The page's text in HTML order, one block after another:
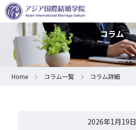
コラム
Home コラム一覧 コラム詳細
2026年1月19日